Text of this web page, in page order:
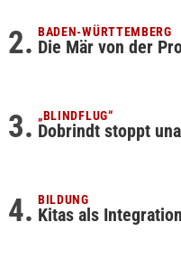
BADEN-WÜRTTEMBERG
Die Mär von der
„BLINDFLUG“
Dobrindt stoppt
BILDUNG
Kitas als